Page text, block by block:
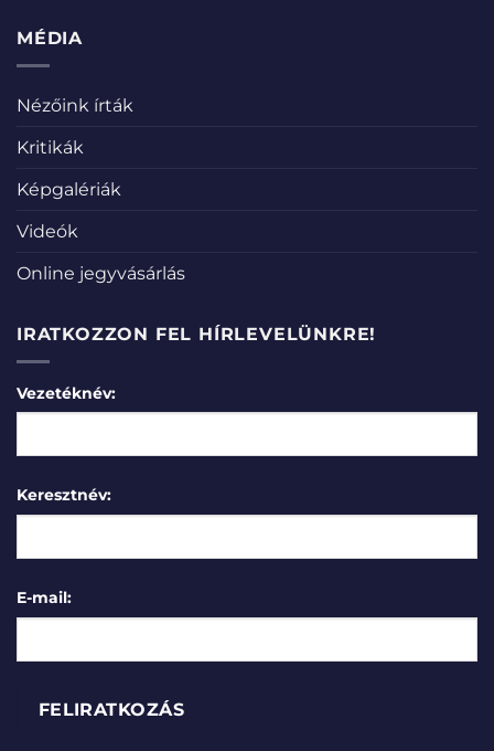
MÉDIA
Nézőink írták
Kritikák
Képgalériák
Videók
Online jegyvásárlás
IRATKOZZON FEL HÍRLEVELÜNKRE!
Vezetéknév:
Keresztnév:
E-mail: